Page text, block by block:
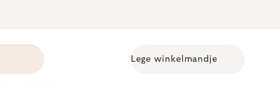
Shopping cart
Lege winkelmandje